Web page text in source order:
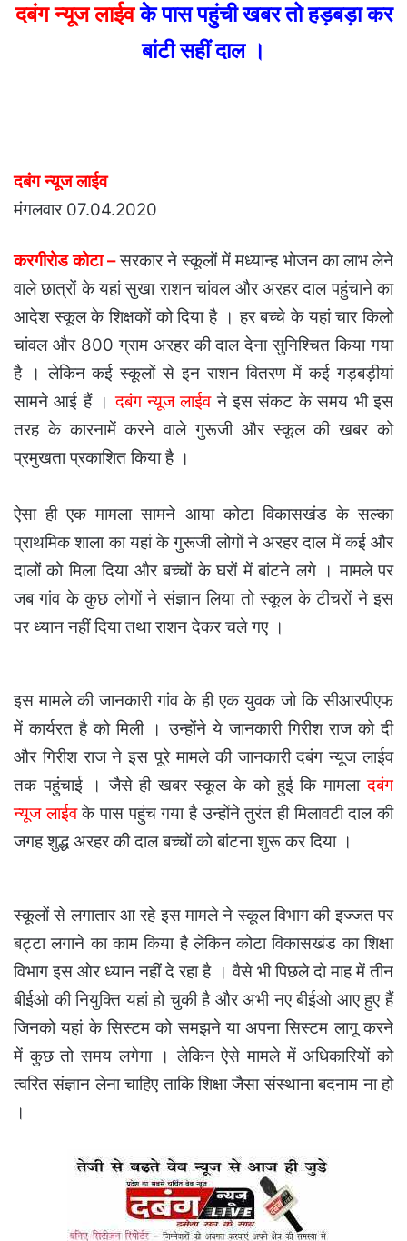
दबंग न्यूज लाईवके पास पहुंची खबर तो हड़बड़ा कर
बांटी सहीं दाल ।
दबंग न्यूज लाईव
मंगलवार 07.04.2020
करगीरोड कोटा –सरकार ने स्कूलों में मध्यान्ह भोजन का लाभ लेने
वाले छात्रों के यहां सुखा राशन चांवल और अरहर दाल पहुंचाने का
आदेश स्कूल के शिक्षकों को दिया है । हर बच्चे के यहां चार किलो
चांवल और 800 ग्राम अरहर की दाल देना सुनिश्चित किया गया
है । लेकिन कई स्कूलों से इन राशन वितरण में कई गड़बड़ीयां
सामने आई हैं ।दबंग न्यूज लाईवने इस संकट के समय भी इस
तरह के कारनामें करने वाले गुरूजी और स्कूल की खबर को
प्रमुखता प्रकाशित किया है ।
ऐसा ही एक मामला सामने आया कोटा विकासखंड के सल्का
प्राथमिक शाला का यहां के गुरूजी लोगों ने अरहर दाल में कई और
दालों को मिला दिया और बच्चों के घरों में बांटने लगे । मामले पर
जब गांव के कुछ लोगों ने संज्ञान लिया तो स्कूल के टीचरों ने इस
पर ध्यान नहीं दिया तथा राशन देकर चले गए ।
इस मामले की जानकारी गांव के ही एक युवक जो कि सीआरपीएफ
में कार्यरत है को मिली । उन्होंने ये जानकारी गिरीश राज को दी
और गिरीश राज ने इस पूरे मामले की जानकारी दबंग न्यूज लाईव
तक पहुंचाई । जैसे ही खबर स्कूल के को हुई कि मामलादबंग
न्यूज लाईवके पास पहुंच गया है उन्होंने तुरंत ही मिलावटी दाल की
जगह शुद्ध अरहर की दाल बच्चों को बांटना शुरू कर दिया ।
स्कूलों से लगातार आ रहे इस मामले ने स्कूल विभाग की इज्जत पर
बट्टा लगाने का काम किया है लेकिन कोटा विकासखंड का शिक्षा
विभाग इस ओर ध्यान नहीं दे रहा है । वैसे भी पिछले दो माह में तीन
बीईओ की नियुक्ति यहां हो चुकी है और अभी नए बीईओ आए हुए हैं
जिनको यहां के सिस्टम को समझने या अपना सिस्टम लागू करने
में कुछ तो समय लगेगा । लेकिन ऐसे मामले में अधिकारियों को
त्वरित संज्ञान लेना चाहिए ताकि शिक्षा जैसा संस्थाना बदनाम ना हो
।